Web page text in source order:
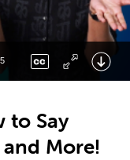
to Say
More!